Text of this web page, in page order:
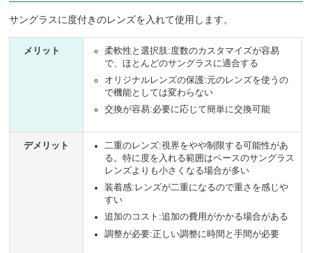
サングラスに度付きのレンズを入れて使用します。
メリット
柔軟性と選択肢:度数のカスタマイズが容易
で、ほとんどのサングラスに適合する
オリジナルレンズの保護:元のレンズを使うの
で機能としては変わらない
交換が容易:必要に応じて簡単に交換可能
デメリット
二重のレンズ:視界をやや制限する可能性があ
る。特に度を入れる範囲はベースのサングラス
レンズよりも小さくなる場合が多い
装着感:レンズが二重になるので重さを感じや
すい
追加のコスト:追加の費用がかかる場合がある
調整が必要:正しい調整に時間と手間が必要